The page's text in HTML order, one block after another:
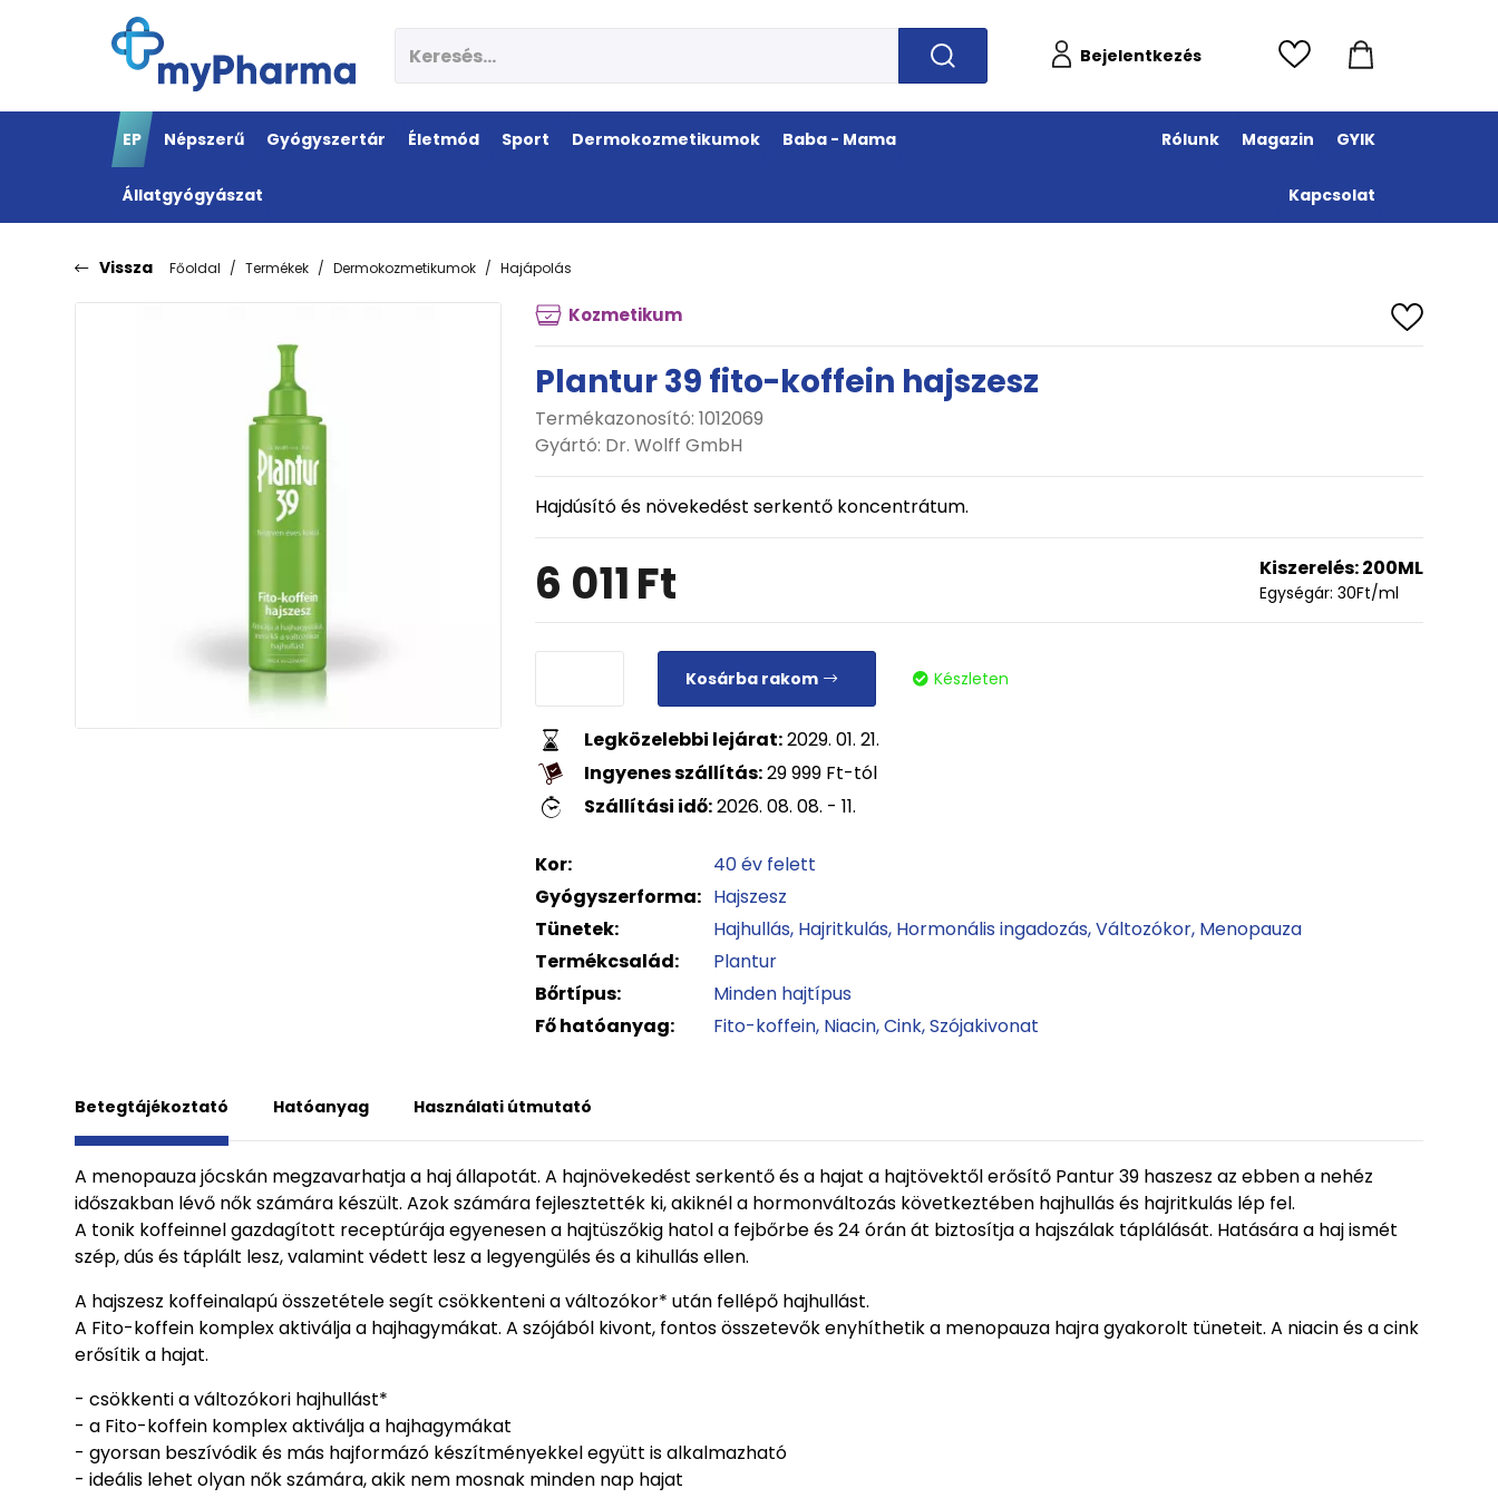
Bejelentkezés
EP Népszerű Gyógyszertár Életmód Sport Dermokozmetikumok Baba - Mama
Állatgyógyászat
Rólunk Magazin GYIK
Kapcsolat
Vissza Főoldal Termékek Dermokozmetikumok Hajápolás
Kozmetikum
Plantur 39 fito-koffein hajszesz
Termékazonosító: 1012069
Gyártó: Dr. Wolff GmbH
Hajdúsító és növekedést serkentő koncentrátum.
6 011Ft Kiszerelés:200ML
Egységár: 30Ft/ml
Kosárba rakom Készleten
Legközelebbi lejárat:2029. 01. 21.
Ingyenes szállítás:29 999 Ft-tól
Szállítási idő:2026. 08. 08. - 11.
Kor:
40 év felett
Gyógyszerforma: Hajszesz
Tünetek:
Hajhullás Hajritkulás Hormonális ingadozás Változókor Menopauza
Termékcsalád:
Plantur
Bőrtípus:
Minden hajtípus
Fő hatóanyag:
Fito-koffein Niacin Cink Szójakivonat
Betegtájékoztató Hatóanyag Használati útmutató
A menopauza jócskán megzavarhatja a haj állapotát. A hajnövekedést serkentő és a hajat a hajtövektől erősítő Pantur 39 haszesz az ebben a nehéz
időszakban lévő nők számára készült. Azok számára fejlesztették ki, akiknél a hormonváltozás következtében hajhullás és hajritkulás lép fel.
A tonik koffeinnel gazdagított receptúrája egyenesen a hajtüszőkig hatol a fejbőrbe és 24 órán át biztosítja a hajszálak táplálását. Hatására a haj ismét
szép, dús és táplált lesz, valamint védett lesz a legyengülés és a kihullás ellen.
A hajszesz koffeinalapú összetétele segít csökkenteni a változókor* után fellépő hajhullást.
A Fito-koffein komplex aktiválja a hajhagymákat. A szójából kivont, fontos összetevők enyhíthetik a menopauza hajra gyakorolt tüneteit. A niacin és a cink
erősítik a hajat.
- csökkenti a változókori hajhullást*
- a Fito-koffein komplex aktiválja a hajhagymákat
- gyorsan beszívódik és más hajformázó készítményekkel együtt is alkalmazható
- ideális lehet olyan nők számára, akik nem mosnak minden nap hajat